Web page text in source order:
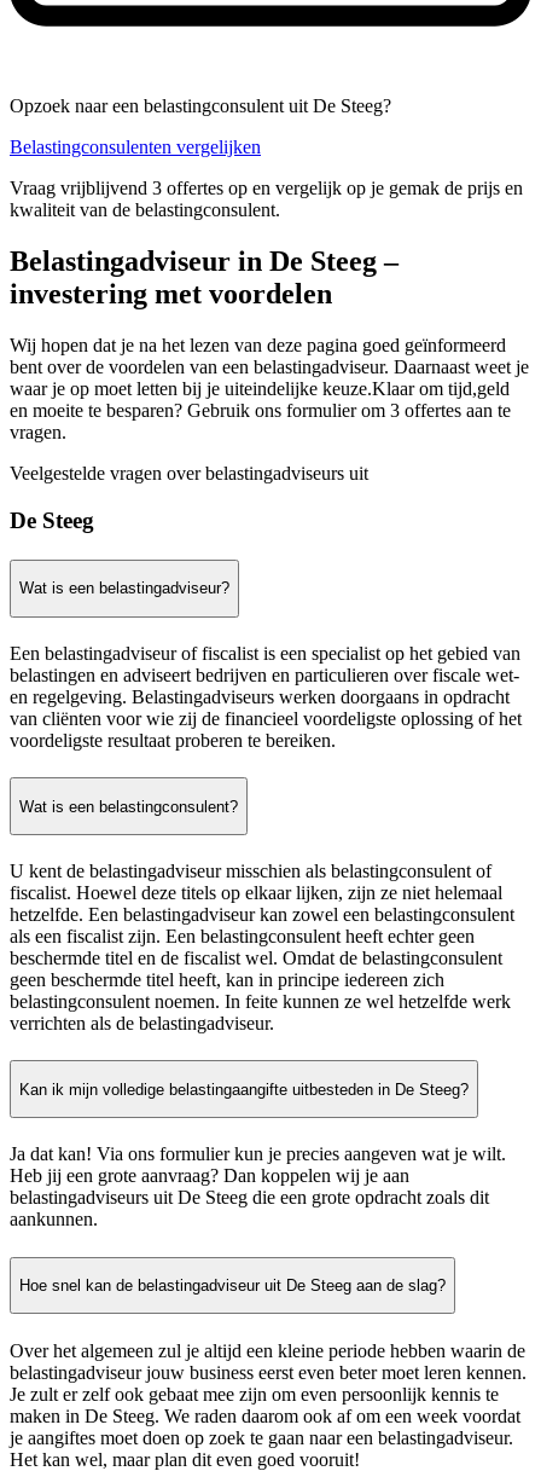
Opzoek naar een belastingconsulent uit De Steeg?
Belastingconsulenten vergelijken
Vraag vrijblijvend 3 offertes op en vergelijk op je gemak de prijs en
kwaliteit van de belastingconsulent.
Belastingadviseur in De Steeg –
investering met voordelen
Wij hopen dat je na het lezen van deze pagina goed geïnformeerd
bent over de voordelen van een belastingadviseur. Daarnaast weet je
waar je op moet letten bij je uiteindelijke keuze.Klaar om tijd,geld
en moeite te besparen? Gebruik ons formulier om 3 offertes aan te
vragen.
Veelgestelde vragen over belastingadviseurs uit
De Steeg
Wat is een belastingadviseur?
Een belastingadviseur of fiscalist is een specialist op het gebied van
belastingen en adviseert bedrijven en particulieren over fiscale wet-
en regelgeving. Belastingadviseurs werken doorgaans in opdracht
van cliënten voor wie zij de financieel voordeligste oplossing of het
voordeligste resultaat proberen te bereiken.
Wat is een belastingconsulent?
U kent de belastingadviseur misschien als belastingconsulent of
fiscalist. Hoewel deze titels op elkaar lijken, zijn ze niet helemaal
hetzelfde. Een belastingadviseur kan zowel een belastingconsulent
als een fiscalist zijn. Een belastingconsulent heeft echter geen
beschermde titel en de fiscalist wel. Omdat de belastingconsulent
geen beschermde titel heeft, kan in principe iedereen zich
belastingconsulent noemen. In feite kunnen ze wel hetzelfde werk
verrichten als de belastingadviseur.
Kan ik mijn volledige belastingaangifte uitbesteden in De Steeg?
Ja dat kan! Via ons formulier kun je precies aangeven wat je wilt.
Heb jij een grote aanvraag? Dan koppelen wij je aan
belastingadviseurs uit De Steeg die een grote opdracht zoals dit
aankunnen.
Hoe snel kan de belastingadviseur uit De Steeg aan de slag?
Over het algemeen zul je altijd een kleine periode hebben waarin de
belastingadviseur jouw business eerst even beter moet leren kennen.
Je zult er zelf ook gebaat mee zijn om even persoonlijk kennis te
maken in De Steeg. We raden daarom ook af om een week voordat
je aangiftes moet doen op zoek te gaan naar een belastingadviseur.
Het kan wel, maar plan dit even goed vooruit!